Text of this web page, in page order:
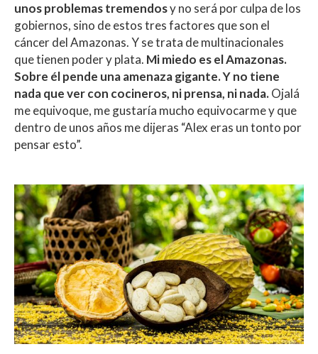
unos problemas tremendosy no será por culpa de los
gobiernos, sino de estos tres factores que son el
cáncer del Amazonas. Y se trata de multinacionales
que tienen poder y plata. Mi miedo es el Amazonas.
Sobre él pende una amenaza gigante. Y no tiene
nada que ver con cocineros, ni prensa, ni nada.Ojalá
me equivoque, me gustaría mucho equivocarme y que
dentro de unos años me dijeras “Alex eras un tonto por
pensar esto”.